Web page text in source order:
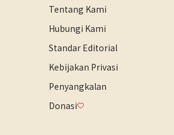
Tentang Kami
Hubungi Kami
Standar Editorial
Kebijakan Privasi
Penyangkalan
Donasi